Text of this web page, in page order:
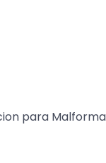
para